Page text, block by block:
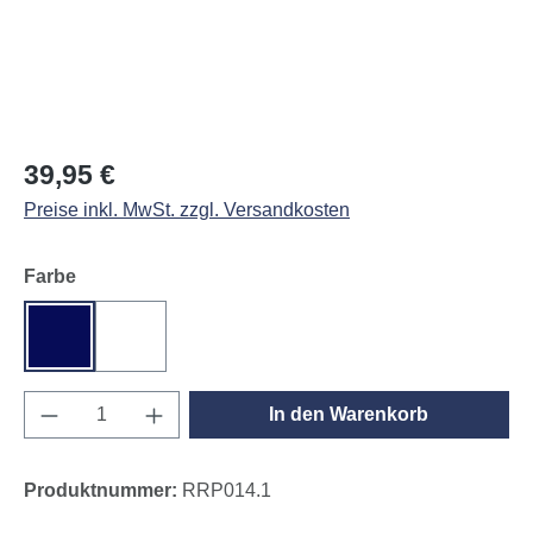
Regulärer Preis:
39,95 €
Preise inkl. MwSt. zzgl. Versandkosten
Farbeauswählen
Produkt Anzahl: Gib den gewünschten
In den Warenkorb
Produktnummer: RRP014.1